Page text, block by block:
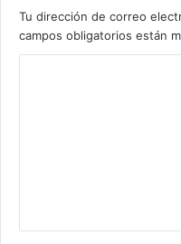
Tu dirección de correo
campos obligatorios están